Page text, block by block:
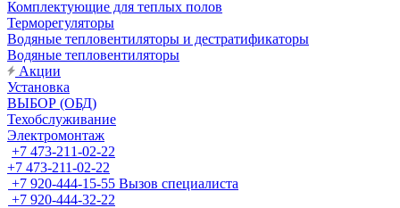
Комплектующие для теплых полов
Терморегуляторы
Водяные тепловентиляторы и дестратификаторы
Водяные тепловентиляторы
Акции
Установка
ВЫБОР (ОБД)
Техобслуживание
Электромонтаж
+7 473-211-02-22
+7 473-211-02-22
+7 920-444-15-55 Вызов специалиста
+7 920-444-32-22